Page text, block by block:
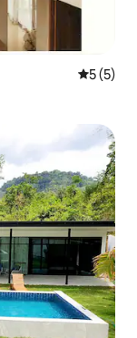
Средна
5 (5)